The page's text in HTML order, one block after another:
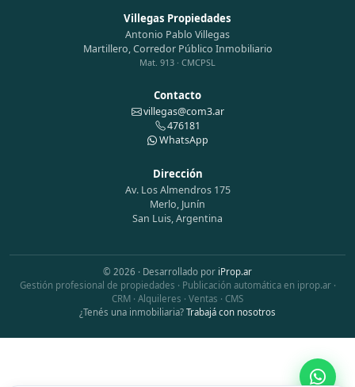
Villegas Propiedades
Antonio Pablo Villegas
Martillero, Corredor Público Inmobiliario
Mat. 913 · CMCPSL
Contacto
villegas@com3.ar
476181
WhatsApp
Dirección
Av. Los Almendros 175
Merlo, Junín
San Luis, Argentina
© 2026 · Desarrollado por iProp.ar
Gestión profesional de propiedades · Publicación automática en iprop.ar ·
CRM · Alquileres · Ventas · CMS
¿Tenés una inmobiliaria? Trabajá con nosotros